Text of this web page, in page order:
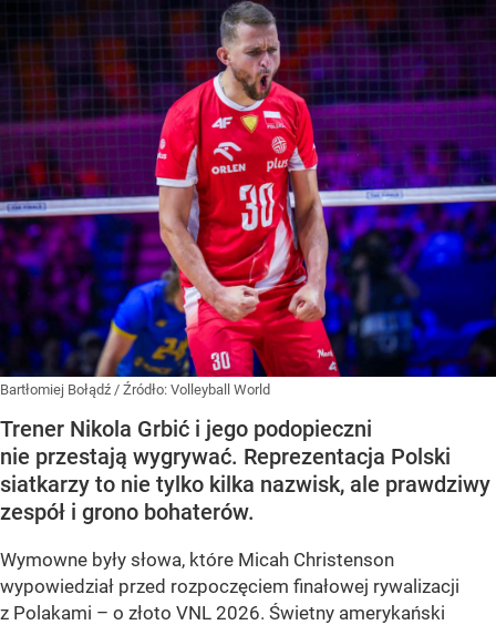
Bartłomiej Bołądź / Źródło: Volleyball World
Trener Nikola Grbić i jego podopieczni
nie przestają wygrywać. Reprezentacja Polski
siatkarzy to nie tylko kilka nazwisk, ale prawdziwy
zespół i grono bohaterów.
Wymowne były słowa, które Micah Christenson
wypowiedział przed rozpoczęciem finałowej rywalizacji
z Polakami – o złoto VNL 2026. Świetny amerykański